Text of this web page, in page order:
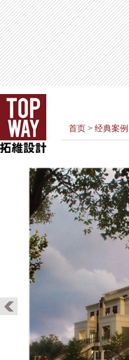
首页 > 经典案例